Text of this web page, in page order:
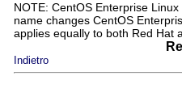
NOTE: CentOS Enterprise
name changes CentOS
applies equally to both Red Hat
Indietro